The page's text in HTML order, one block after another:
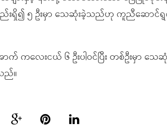
ရှိ၍ ၅ ဦးမှာ သေဆုံးခဲ့သည်ဟု ကူညီဆောင်ရွ
ကလေးငယ် ၆ ဦးပါဝင်ပြီး တစ်ဦးမှာ သေ
ည်။